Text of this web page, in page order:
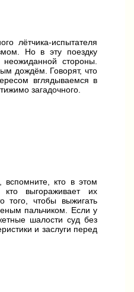
лётчика-испытателя
Но в эту поездку
стороны.
дождём. Говорят, что
вглядываемся в
загадочного.
кто в этом
выгораживает их
того, чтобы выжигать
пальчиком. Если у
шалости суд без
и заслуги перед